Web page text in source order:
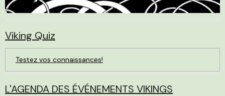
Viking Quiz
Testez vos connaissances!
L'AGENDA DES ÉVÉNEMENTS VIKINGS